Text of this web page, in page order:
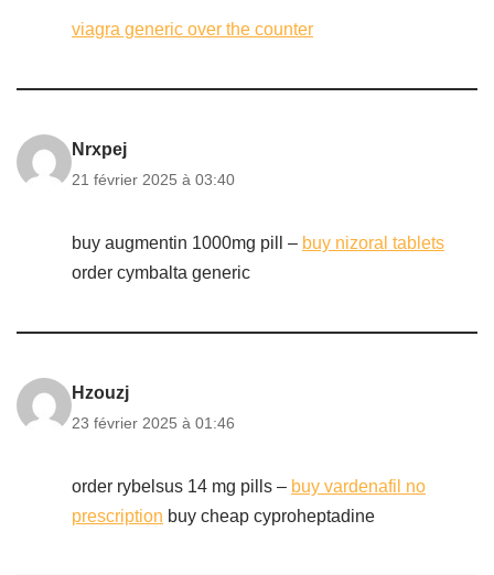
viagra generic over the counter
Nrxpej
21 février 2025 à 03:40
buy augmentin 1000mg pill – buy nizoral tablets
order cymbalta generic
Hzouzj
23 février 2025 à 01:46
order rybelsus 14 mg pills – buy vardenafil no
prescription buy cheap cyproheptadine